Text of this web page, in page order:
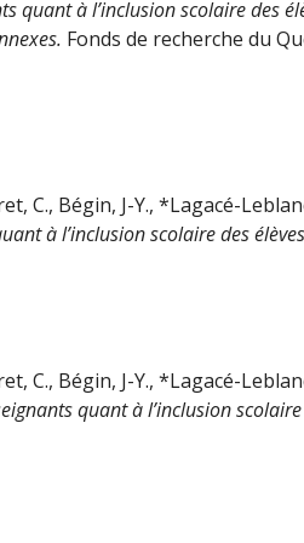
quant à l’inclusion scolaire des
Fonds de recherche du
C., Bégin, J-Y., *Lagacé-
à l’inclusion scolaire des
C., Bégin, J-Y., *Lagacé-
quant à l’inclusion